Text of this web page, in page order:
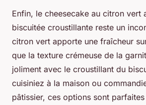
Enfin, le cheesecake au citron vert
biscuitée croustillante reste un
citron vert apporte une fraîcheur
que la texture crémeuse de la
joliment avec le croustillant du
cuisiniez à la maison ou
pâtissier, ces options sont